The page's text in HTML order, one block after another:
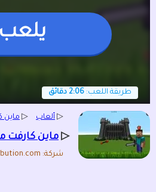
يلعب
طريقة اللعب: 2:06 دقائق
▷ ألعاب ▷ ماين
▷ ماين كارفت
شركة: gamedistribution.com